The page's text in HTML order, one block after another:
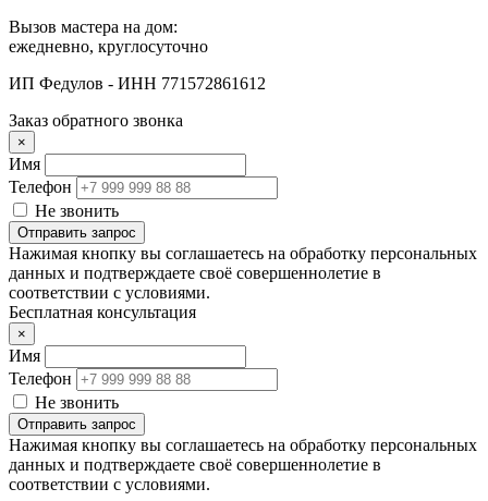
Вызов мастера на дом:
ежедневно, круглосуточно
ИП Федулов - ИНН 771572861612
Заказ обратного звонка
×
Имя
Телефон
Не звонить
Отправить запрос
Нажимая кнопку вы соглашаетесь на обработку персональных
данных и подтверждаете своё совершеннолетие в
соответствии с условиями.
Бесплатная консультация
×
Имя
Телефон
Не звонить
Отправить запрос
Нажимая кнопку вы соглашаетесь на обработку персональных
данных и подтверждаете своё совершеннолетие в
соответствии с условиями.